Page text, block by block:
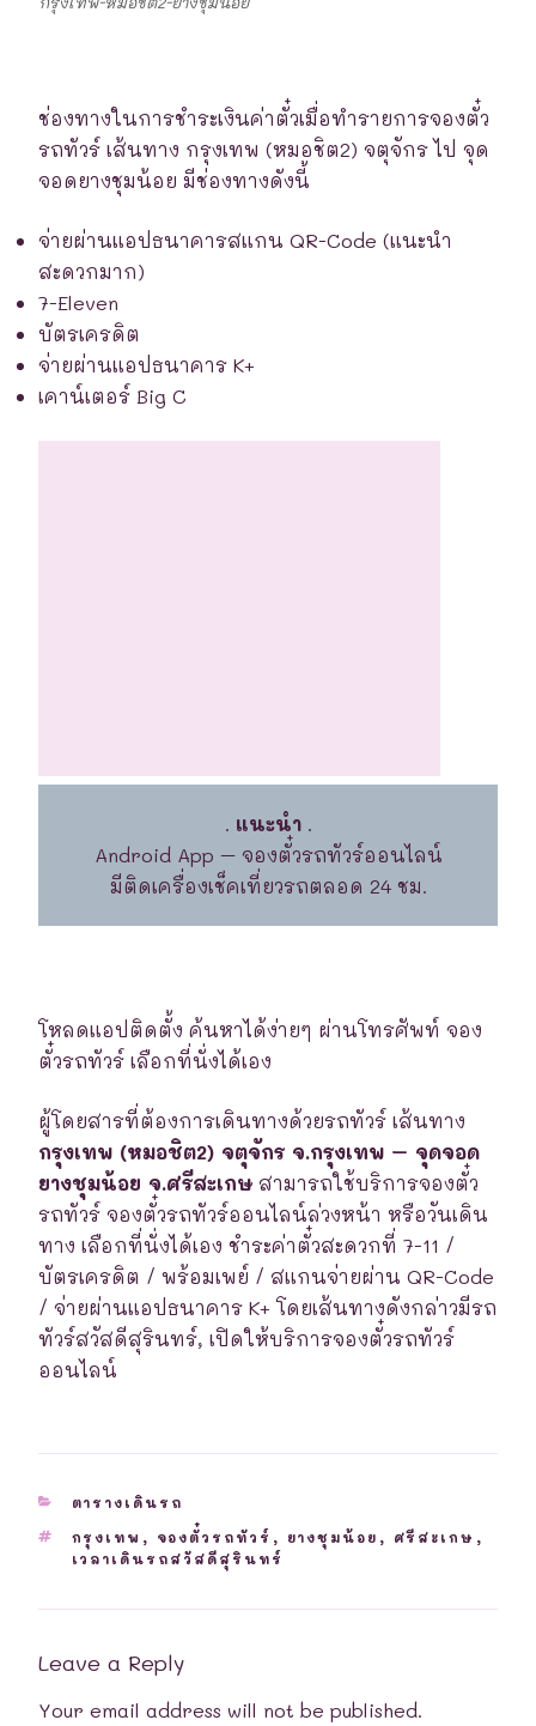
ช่องทางในการชำระเงินค่าตั๋วเมื่อทำรายการจองตั๋ว
รถทัวร์ เส้นทาง กรุงเทพ (หมอชิต2) จตุจักร ไป จุด
จอดยางชุมน้อย มีช่องทางดังนี้
จ่ายผ่านแอปธนาคารสแกน QR-Code (แนะนำ
สะดวกมาก)
7-Eleven
บัตรเครดิต
จ่ายผ่านแอปธนาคาร K+
เคาน์เตอร์ Big C
. แนะนำ.
Android App – จองตั๋วรถทัวร์ออนไลน์
มีติดเครื่องเช็คเที่ยวรถตลอด 24 ชม.
โหลดแอปติดตั้ง ค้นหาได้ง่ายๆ ผ่านโทรศัพท์ จอง
ตั๋วรถทัวร์ เลือกที่นั่งได้เอง
ผู้โดยสารที่ต้องการเดินทางด้วยรถทัวร์ เส้นทาง
กรุงเทพ (หมอชิต2) จตุจักร จ.กรุงเทพ – จุดจอด
ยางชุมน้อย จ.ศรีสะเกษ สามารถใช้บริการจองตั๋ว
รถทัวร์ จองตั๋วรถทัวร์ออนไลน์ล่วงหน้า หรือวันเดิน
ทาง เลือกที่นั่งได้เอง ชำระค่าตั๋วสะดวกที่ 7-11 /
บัตรเครดิต / พร้อมเพย์ / สแกนจ่ายผ่าน QR-Code
/ จ่ายผ่านแอปธนาคาร K+ โดยเส้นทางดังกล่าวมีรถ
ทัวร์สวัสดีสุรินทร์, เปิดให้บริการจองตั๋วรถทัวร์
ออนไลน์
CATEGORIES
ตารางเดินรถ
TAGS
กรุงเทพ , จองตั๋วรถทัวร์ , ยางชุมน้อย , ศรีสะเกษ ,
เวลาเดินรถสวัสดีสุรินทร์
Leave a Reply
Your email address will not be published.